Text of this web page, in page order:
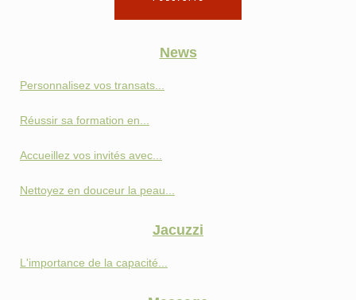
News
Personnalisez vos transats...
Réussir sa formation en...
Accueillez vos invités avec...
Nettoyez en douceur la peau...
Jacuzzi
L'importance de la capacité...